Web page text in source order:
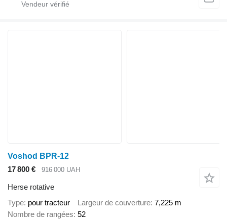
Voshod BPR-12
17 800 €
916 000 UAH
Herse rotative
Type pour tracteur Largeur de couverture 7,225 m
Nombre de rangées 52